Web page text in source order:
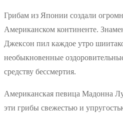
Грибам из Японии создали
Американском континенте.
Джексон пил каждое утро
необыкновенные
средству бессмертия.
Американская певица Мадонна
эти грибы свежестью и